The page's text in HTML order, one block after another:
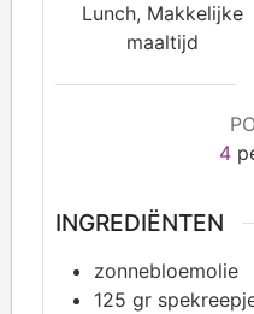
Lunch, Makkelijke
maaltijd
4
INGREDIËNTEN
zonnebloemolie
125 gr